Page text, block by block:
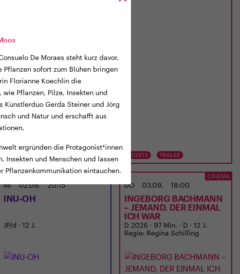
TICKETS TRAILER TICKETS TRAILER
MI 02.09. 20:15
INU-OH
JP/d · 12 J.
CINEMA
DO 03.09. 18:00
INGEBORG BACHMANN
– JEMAND, DER EINMAL
ICH WAR
D 2026 · 97 Min. · D · 12 J.
Regie: Regina Schilling
De Moraes steht kurz davor,
Pflanzen sofort zum Blühen bringen
Florianne Koechlin die
Pflanzen, Pilze, Insekten und
Künstlerduo Gerda Steiner und Jörg
und Natur und erschafft aus
ergründen die Protagonist*innen
Insekten und Menschen und lassen
Pflanzenkommunikation eintauchen.